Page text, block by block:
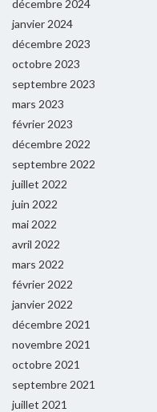
décembre 2024
janvier 2024
décembre 2023
octobre 2023
septembre 2023
mars 2023
février 2023
décembre 2022
septembre 2022
juillet 2022
juin 2022
mai 2022
avril 2022
mars 2022
février 2022
janvier 2022
décembre 2021
novembre 2021
octobre 2021
septembre 2021
juillet 2021